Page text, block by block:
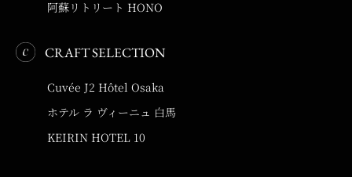
阿蘇リトリート HONO
CRAFT SELECTION
Cuvée J2 Hôtel Osaka
ホテル ラ ヴィーニュ 白馬
KEIRIN HOTEL 10